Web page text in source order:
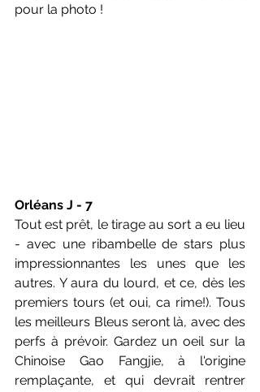
pour la photo !
Orléans J - 7
Tout est prêt, le tirage au sort a eu lieu
- avec une ribambelle de stars plus
impressionnantes les unes que les
autres. Y aura du lourd, et ce, dès les
premiers tours (et oui, ca rime!). Tous
les meilleurs Bleus seront là, avec des
perfs à prévoir. Gardez un oeil sur la
Chinoise Gao Fangjie, à l'origine
remplaçante, et qui devrait rentrer